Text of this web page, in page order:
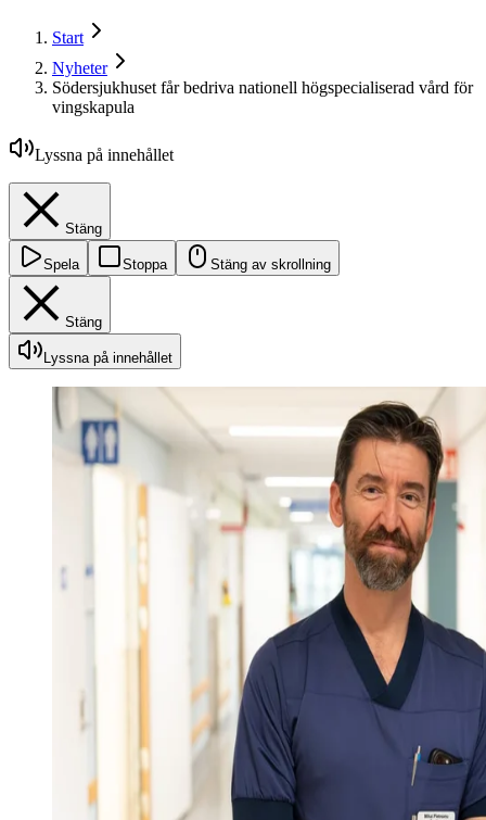
Start
Nyheter
Södersjukhuset får bedriva nationell högspecialiserad vård för
vingskapula
Lyssna på innehållet
Stäng
Spela Stoppa Stäng av skrollning
Stäng
Lyssna på innehållet